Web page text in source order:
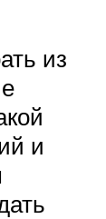
из
и